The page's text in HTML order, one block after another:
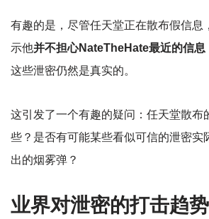
有趣的是，尽管任天堂正在散布假信息
示他并不担心NateTheHate最近的信息
这些泄密仍然是真实的。
这引发了一个有趣的疑问：任天堂散布
些？是否有可能某些看似可信的泄密实
出的烟雾弹？
业界对泄密的打击趋势